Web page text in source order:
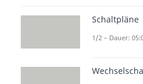
Schaltpläne
1/2 – Dauer: